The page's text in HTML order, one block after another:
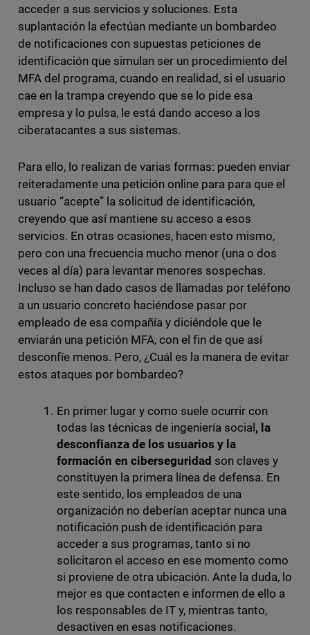
acceder a sus servicios y soluciones. Esta
suplantación la efectúan mediante un bombardeo
de notificaciones con supuestas peticiones de
identificación que simulan ser un procedimiento del
MFA del programa, cuando en realidad, si el usuario
cae en la trampa creyendo que se lo pide esa
empresa y lo pulsa, le está dando acceso a los
ciberatacantes a sus sistemas.
Para ello, lo realizan de varias formas: pueden enviar
reiteradamente una petición online para para que el
usuario “acepte” la solicitud de identificación,
creyendo que así mantiene su acceso a esos
servicios. En otras ocasiones, hacen esto mismo,
pero con una frecuencia mucho menor (una o dos
veces al día) para levantar menores sospechas.
Incluso se han dado casos de llamadas por teléfono
a un usuario concreto haciéndose pasar por
empleado de esa compañía y diciéndole que le
enviarán una petición MFA, con el fin de que así
desconfíe menos. Pero, ¿Cuál es la manera de evitar
estos ataques por bombardeo?
En primer lugar y como suele ocurrir con
todas las técnicas de ingeniería social , la
desconfianza de los usuarios y la
formación en ciberseguridad son claves y
constituyen la primera línea de defensa. En
este sentido, los empleados de una
organización no deberían aceptar nunca una
notificación push de identificación para
acceder a sus programas, tanto si no
solicitaron el acceso en ese momento como
si proviene de otra ubicación. Ante la duda, lo
mejor es que contacten e informen de ello a
los responsables de IT y, mientras tanto,
desactiven en esas notificaciones.